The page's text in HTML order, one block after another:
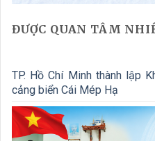
ĐƯỢC QUAN TÂM
TP. Hồ Chí Minh thành lập
cảng biển Cái Mép Hạ